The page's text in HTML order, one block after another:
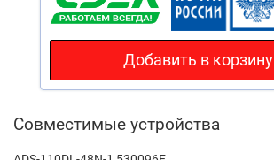
Добавить в корзину
Совместимые устройства